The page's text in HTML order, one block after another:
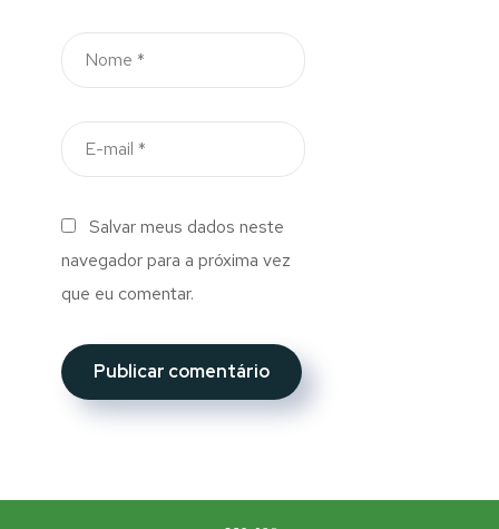
Salvar meus dados neste
navegador para a próxima vez
que eu comentar.